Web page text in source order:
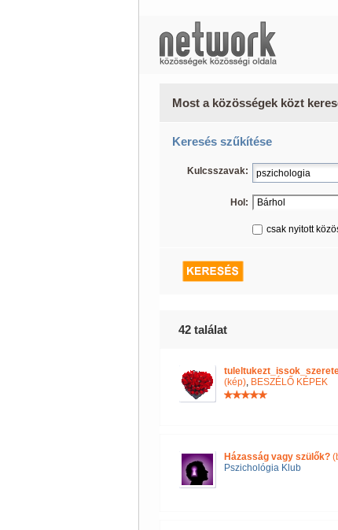
Most a közösségek közt
Keresés szűkítése
Kulcsszavak:
Hol:
csak nyitott
42 találat
(kép), BESZÉLŐ KÉPEK
Házasság vagy szülők?
Pszichológia Klub